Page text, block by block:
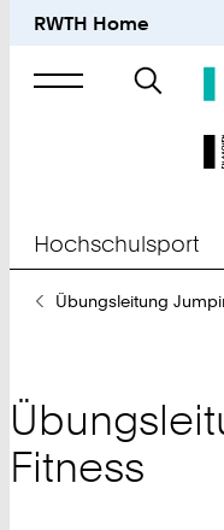
RWTH Home
Suche
nach
Hochschulsport
SieÜbungsleitung
Fitness